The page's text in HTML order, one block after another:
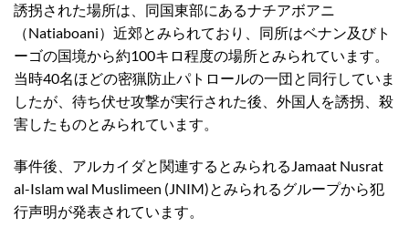
誘拐された場所は、同国東部にあるナチアボアニ
（Natiaboani）近郊とみられており、同所はベナン及びト
ーゴの国境から約100キロ程度の場所とみられています。
当時40名ほどの密猟防止パトロールの一団と同行していま
したが、待ち伏せ攻撃が実行された後、外国人を誘拐、殺
害したものとみられています。
事件後、アルカイダと関連するとみられるJamaat Nusrat
al-Islam wal Muslimeen (JNIM)とみられるグループから犯
行声明が発表されています。